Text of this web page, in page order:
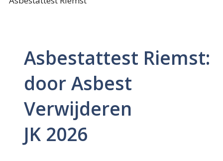
Asbestattest Riemst:
door Asbest
Verwijderen
JK 2026